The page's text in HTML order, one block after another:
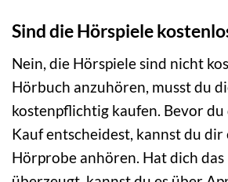
Sind die Hörspiele
Nein, die Hörspiele sind nicht
Hörbuch anzuhören, musst du
kostenpflichtig kaufen. Bevor
Kauf entscheidest, kannst du dir
Hörprobe anhören. Hat dich das